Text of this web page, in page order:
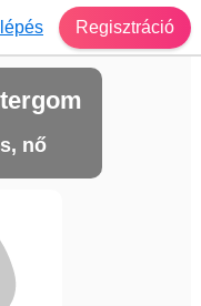
Regisztráció
nő